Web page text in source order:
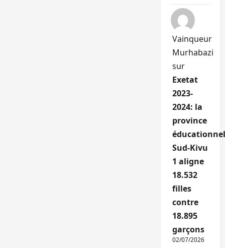
Vainqueur
Murhabazi
sur
Exetat
2023-
2024: la
province
Sud-Kivu
1 aligne
18.532
filles
contre
18.895
garçons
02/07/2026